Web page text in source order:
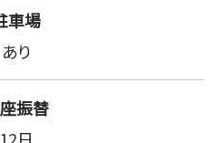
車場
あり
振替